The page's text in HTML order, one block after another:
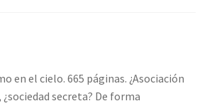
en el cielo. 665 páginas. ¿Asociación
secreta? De forma